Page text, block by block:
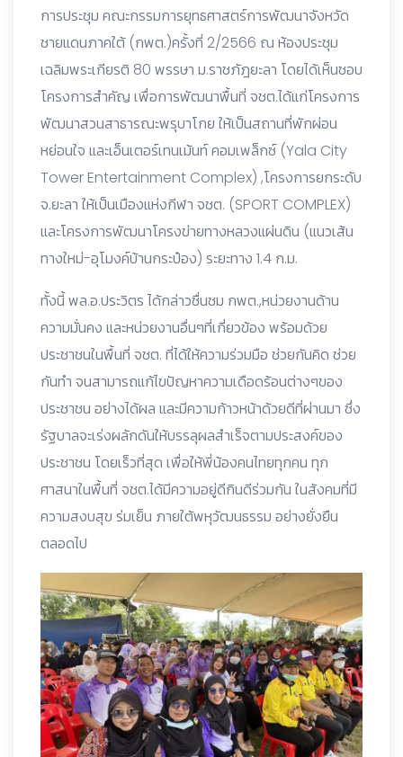
การประชุม คณะกรรมการยุทธศาสตร์การพัฒนาจังหวัด
ชายแดนภาคใต้ (กพต.)ครั้งที่ 2/2566 ณ ห้องประชุม
เฉลิมพระเกียรติ 80 พรรษา ม.ราชภัฎยะลา โดยได้เห็นชอบ
โครงการสำคัญ เพื่อการพัฒนาพื้นที่ จชต.ได้แก่โครงการ
พัฒนาสวนสาธารณะพรุบาโกย ให้เป็นสถานที่พักผ่อน
หย่อนใจ และเอ็นเตอร์เทนเม้นท์ คอมเพล็กซ์ (Yala City
Tower Entertainment Complex) ,โครงการยกระดับ
จ.ยะลา ให้เป็นเมืองแห่งกีฬา จชต. (SPORT COMPLEX)
และโครงการพัฒนาโครงข่ายทางหลวงแผ่นดิน (แนวเส้น
ทางใหม่-อุโมงค์บ้านกระป๋อง) ระยะทาง 1.4 ก.ม.
ทั้งนี้ พล.อ.ประวิตร ได้กล่าวชื่นชม กพต.,หน่วยงานด้าน
ความมั่นคง และหน่วยงานอื่นๆที่เกี่ยวข้อง พร้อมด้วย
ประชาชนในพื้นที่ จชต. ที่ได้ให้ความร่วมมือ ช่วยกันคิด ช่วย
กันทำ จนสามารถแก้ไขปัญหาความเดือดร้อนต่างๆของ
ประชาชน อย่างได้ผล และมีความก้าวหน้าด้วยดีที่ผ่านมา ซึ่ง
รัฐบาลจะเร่งผลักดันให้บรรลุผลสำเร็จตามประสงค์ของ
ประชาชน โดยเร็วที่สุด เพื่อให้พี่น้องคนไทยทุกคน ทุก
ศาสนาในพื้นที่ จชต.ได้มีความอยู่ดีกินดีร่วมกัน ในสังคมที่มี
ความสงบสุข ร่มเย็น ภายใต้พหุวัฒนธรรม อย่างยั่งยืน
ตลอดไป